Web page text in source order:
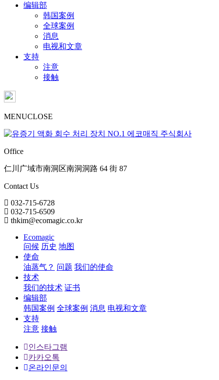
编辑部
韩国案例
全球案例
消息
电视和文章
支持
注意
接触
MENUCLOSE
Office
仁川广域市南洞区南洞洞路 64 街 87
Contact Us
032-715-6728
032-715-6509
thkim@ecomagic.co.kr
Ecomagic
问候 历史 地图
使命
油蒸气？ 问题 我们的使命
技术
我们的技术 证书
编辑部
韩国案例 全球案例 消息 电视和文章
支持
注意 接触
인스타그램
카카오톡
온라인문의